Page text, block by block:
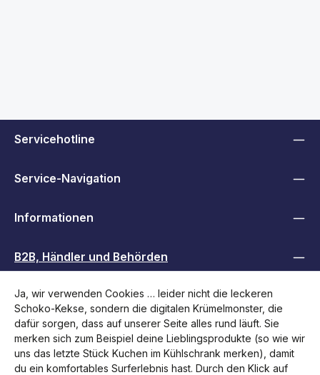
Servicehotline
Service-Navigation
Informationen
B2B, Händler und Behörden
Folge uns
Ja, wir verwenden Cookies … leider nicht die leckeren
Schoko-Kekse, sondern die digitalen Krümelmonster, die
dafür sorgen, dass auf unserer Seite alles rund läuft. Sie
merken sich zum Beispiel deine Lieblingsprodukte (so wie wir
uns das letzte Stück Kuchen im Kühlschrank merken), damit
du ein komfortables Surferlebnis hast. Durch den Klick auf